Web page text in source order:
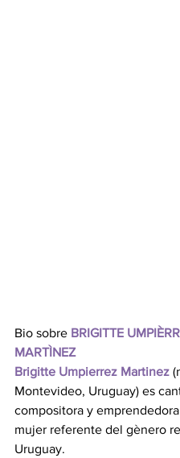
Bio sobre BRIGITTE
MARTÌNEZ
Brigitte Umpierrez Martinez
Montevideo, Uruguay) es
compositora y
mujer referente del gènero
Uruguay.